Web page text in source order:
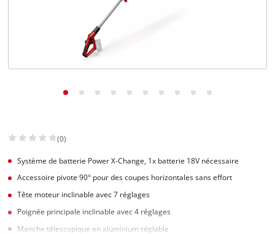
(0)
Système de batterie Power X-Change, 1x batterie 18V nécessaire
Accessoire pivote 90° pour des coupes horizontales sans effort
Tête moteur inclinable avec 7 réglages
Poignée principale inclinable avec 4 réglages
Manche télescopique en aluminium réglable